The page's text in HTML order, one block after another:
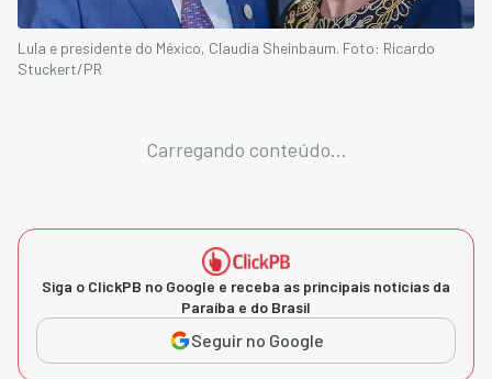
Lula e presidente do México, Claudia Sheinbaum. Foto: Ricardo
Stuckert/PR
Carregando conteúdo...
Siga o ClickPB no Google e receba as principais notícias da
Paraíba e do Brasil
Seguir no Google